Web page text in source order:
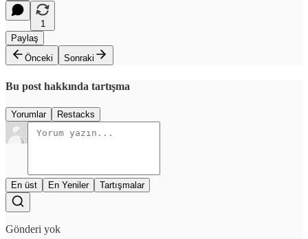
1
Paylaş
Önceki
Sonraki
Bu post hakkında tartışma
Yorumlar Restacks
En üst En Yeniler Tartışmalar
Gönderi yok